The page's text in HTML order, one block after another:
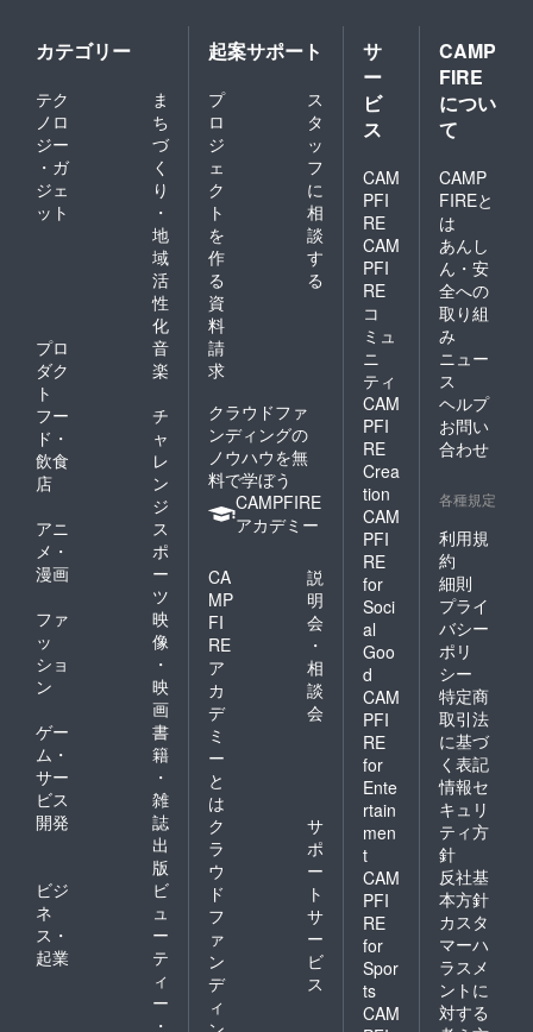
カテゴリー
テク
ノロ
ジー
・ガ
ジェ
ット
ま
ち
づ
く
り
・
地
域
活
性
化
プロ
ダク
ト
音
楽
フー
ド・
飲食
店
チ
ャ
レ
ン
ジ
アニ
メ・
漫画
ス
ポ
ー
ツ
ファ
ッ
ショ
ン
映
像
・
映
画
ゲー
ム・
サー
ビス
開発
書
籍
・
雑
誌
出
版
ビジ
ネ
ス・
起業
ビ
ュ
ー
テ
ィ
ー
・
起案サポート
プ
ロ
ジ
ェ
ク
ト
を
作
る
ス
タ
ッ
フ
に
相
談
す
る
資
料
請
求
クラウドファ
ンディングの
ノウハウを無
料で学ぼう
CAMPFIRE
アカデミー
CA
MP
FI
RE
ア
カ
デ
ミ
ー
と
は
説
明
会
・
相
談
会
ク
ラ
ウ
ド
フ
ァ
ン
デ
ィ
サ
ポ
ー
ト
サ
ー
ビ
ス
サ
ー
ビ
ス
CAM
PFI
RE
CAM
PFI
RE
コ
ミュ
ニ
ティ
CAM
PFI
RE
Crea
tion
CAM
PFI
RE
for
Soci
al
Goo
d
CAM
PFI
RE
for
Ente
rtain
men
t
CAM
PFI
RE
for
Spor
ts
CAM
CAMP
FIRE
につい
て
CAMP
FIREと
は
あんし
ん・安
全への
取り組
み
ニュー
ス
ヘルプ
お問い
合わせ
各種規定
利用規
約
細則
プライ
バシー
ポリ
シー
特定商
取引法
に基づ
く表記
情報セ
キュリ
ティ方
針
反社基
本方針
カスタ
マーハ
ラスメ
ントに
対する